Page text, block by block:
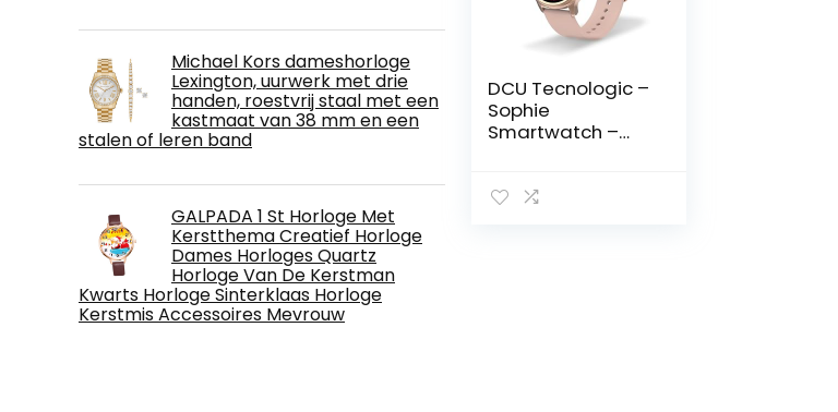
Michael Kors dameshorloge
Lexington, uurwerk met drie
handen, roestvrij staal met een
kastmaat van 38 mm en een
stalen of leren band
GALPADA 1 St Horloge Met
Kerstthema Creatief Horloge
Dames Horloges Quartz
Horloge Van De Kerstman
Kwarts Horloge Sinterklaas Horloge
Kerstmis Accessoires Mevrouw
DCU Tecnologic –
Sophie
Smartwatch –
met roze siliconen